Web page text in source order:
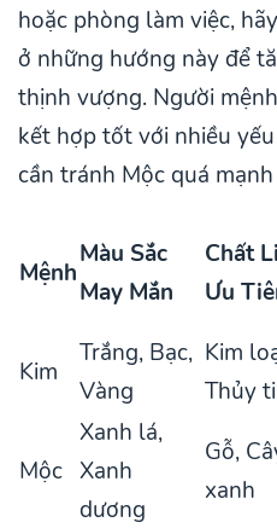
hoặc phòng làm việc,
ở những hướng này để
thịnh vượng. Người
kết hợp tốt với nhiều
cần tránh Mộc quá
Mệnh
Màu Sắc
May Mắn
Chất
Ưu
Kim
Trắng, Bạc,
Vàng
Kim
Thủy
Mộc
Xanh lá,
Xanh
dương
Gỗ,
xanh